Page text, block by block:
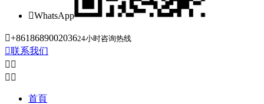
WhatsApp
+861868900203624小时咨询热线
联系我们
 
 
首頁